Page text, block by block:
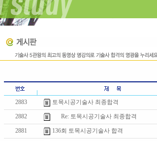
2883 토목시공기술사 최종합격
2882 Re: 토목시공기술사 최종합격
2881 136회 토목시공기술사 합격